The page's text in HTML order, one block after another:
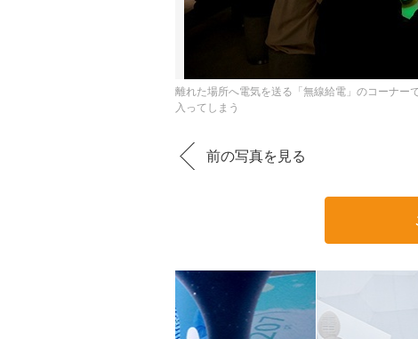
離れた場所へ電気を送る「無線給電」のコーナー
入ってしまう
前の写真を見る